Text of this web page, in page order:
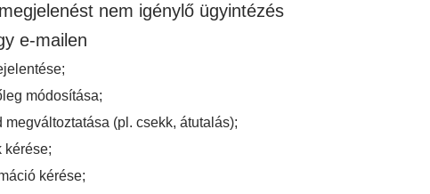
nem igénylő ügyintézés
e-mailen
módosítása;
megváltoztatása (pl. csekk, átutalás);
kérése;
kérése;